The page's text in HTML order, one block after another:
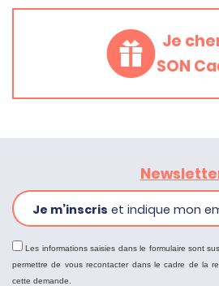
Je
SON
Je m’inscris et indique mon
Les informations saisies dans le formulaire sont
permettre de vous recontacter dans le cadre de la
cette demande.